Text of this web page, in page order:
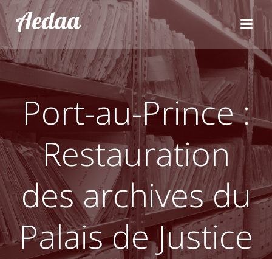
Aller
au
contenu
Aedaa
Port-au-Prince :
Restauration
des archives du
Palais de Justice